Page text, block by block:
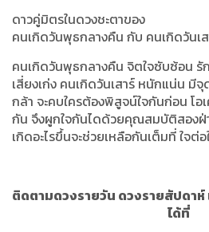
ดาวคู่มิตรในดวงชะตาของ
คนเกิดวันพุธกลางคืน กับ คนเกิดวันเ
คนเกิดวันพุธกลางคืน จิตใจซับซ้อน รั
เสี่ยงเก่ง คนเกิดวันเสาร์ หนักแน่น มีจุ
กล้า จะคบใครต้องพิสูจน์ใจกันก่อน โอ
กัน จึงผูกใจกันไดด้วยคุณสมบัติสองฝ่
เกิดอะไรขึ้นจะช่วยเหลือกันเต็มที่ ใจต่
ติดตามดวงรายวัน ดวงรายสัปดา
ได้ที่